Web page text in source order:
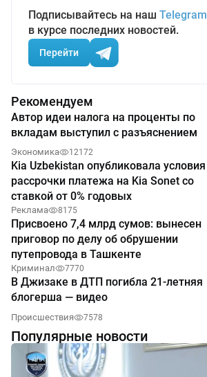
Подписывайтесь на наш Telegram
в курсе последних новостей.
Перейти
Рекомендуем
Автор идеи налога на проценты по
вкладам выступил с разъяснением
Экономика 12172
Kia Uzbekistan опубликовала условия
рассрочки платежа на Kia Sonet со
ставкой от 0% годовых
Реклама 8175
Присвоено 7,4 млрд сумов: вынесен
приговор по делу об обрушении
путепровода в Ташкенте
Криминал 7770
В Джизаке в ДТП погибла 21-летняя
блогерша — видео
Происшествия 7578
Популярные новости